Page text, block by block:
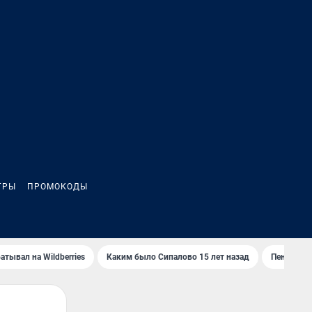
ПРОМОКОДЫ
на Wildberries Каким было Сипалово 15 лет назад